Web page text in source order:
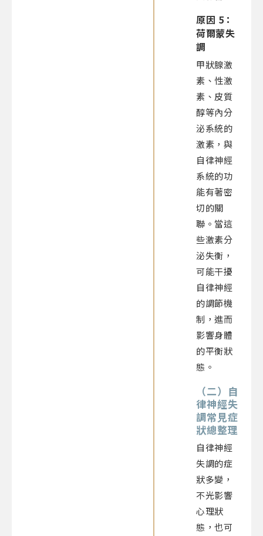
原因 5：
荷爾蒙失
調
甲狀腺激
素、性激
素、皮質
醇等內分
泌系統的
激素，與
自律神經
系統的功
能有著密
切的關
聯。當這
些激素分
泌失衡，
可能干擾
自律神經
的調節機
制，進而
影響身體
的平衡狀
態。
（二）自
律神經失
調常見症
狀總整理
自律神經
失調的症
狀多變，
不光影響
心理狀
態，也可